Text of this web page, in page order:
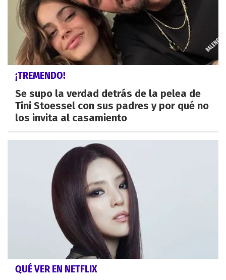
¡TREMENDO!
Se supo la verdad detrás de la pelea de
Tini Stoessel con sus padres y por qué no
los invita al casamiento
QUÉ VER EN NETFLIX